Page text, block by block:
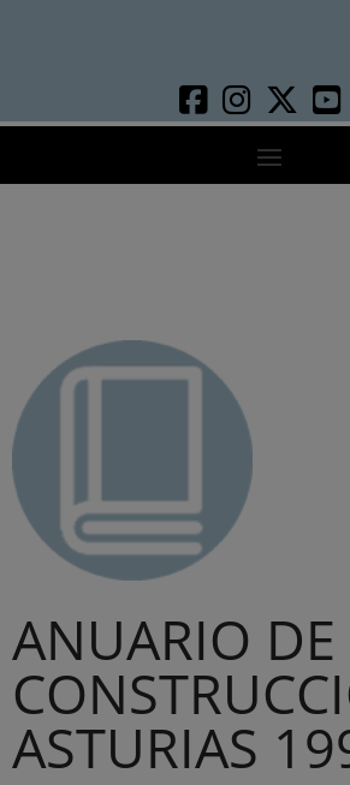
ANUARIO DE
ASTURIAS